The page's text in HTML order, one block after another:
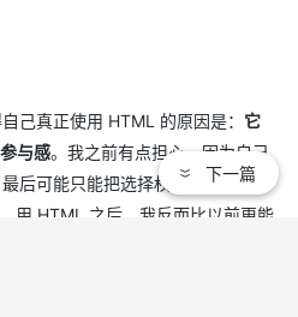
己真正使用 HTML 的原因是： 它
与感。我之前有点担心，因为自己
后可能只能把选择权完全交给 Cla
用 HTML 之后，我反而比以前更能
下一篇